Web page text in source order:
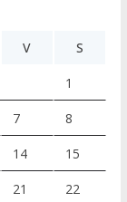
V S
1
7 8
14 15
21 22